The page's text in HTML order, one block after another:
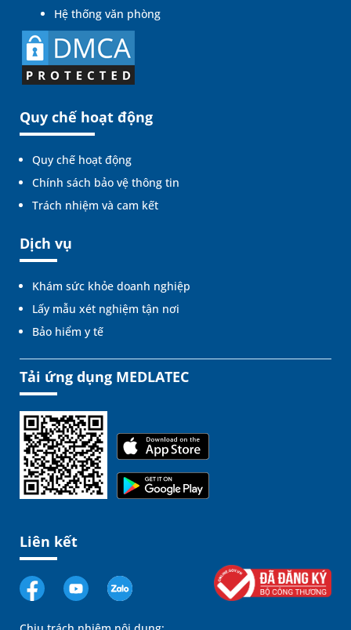
Hệ thống văn phòng
Quy chế hoạt động
Quy chế hoạt động
Chính sách bảo vệ thông tin
Trách nhiệm và cam kết
Dịch vụ
Khám sức khỏe doanh nghiệp
Lấy mẫu xét nghiệm tận nơi
Bảo hiểm y tế
Tải ứng dụng MEDLATEC
Liên kết